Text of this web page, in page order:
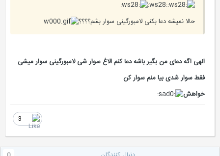
:ws28:
حالا نمیشه دعا بکنی لامبورگینی سوار بشم؟؟؟؟
الهی اگه دعای من بگیر باشه دعا کنم الاغ سوار شی لامبورگینی سوار میشی
فقط سوار شدی بیا منم سوار کن
خواهش